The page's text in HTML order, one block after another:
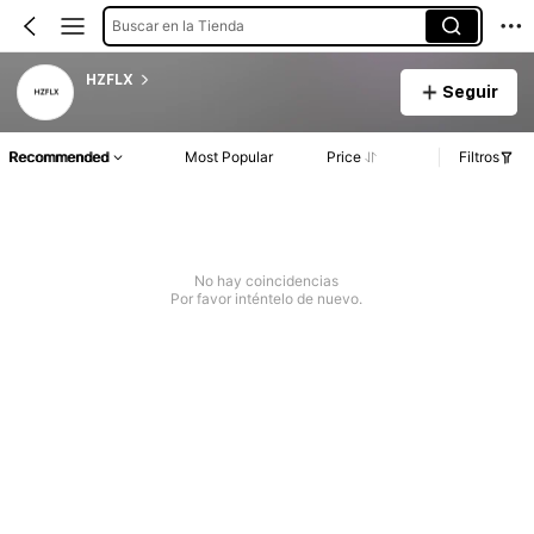
Buscar en la Tienda
HZFLX
Seguir
Recommended Most Popular Price Filtros
No hay coincidencias
Por favor inténtelo de nuevo.